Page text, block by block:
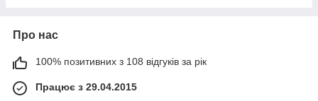
Про нас
100% позитивних з 108 відгуків за рік
Працює з 29.04.2015